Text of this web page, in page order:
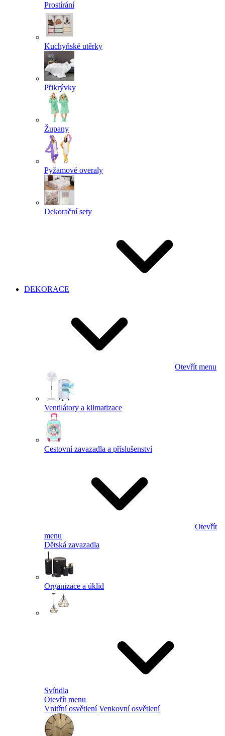
Prostírání
Kuchyňské utěrky
Přikrývky
Župany
Pyžamové overaly
Dekorační sety
DEKORACE
Otevřít menu
Ventilátory a klimatizace
Cestovní zavazadla a příslušenství
Otevřít
menu
Dětská zavazadla
Organizace a úklid
Svítidla
Otevřít menu
Vnitřní osvětlení Venkovní osvětlení